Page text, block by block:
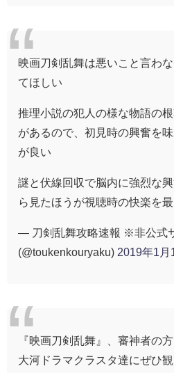
映画刀剣乱舞は悪いこと言わ
てほしい
推理小説の犯人の様な物語の
があるので、初見時の興奮を
が良い
謎と伏線回収で脳内に強烈な
ら見たほうが視聴時の快楽を
— 刀剣乱舞攻略速報 ※非公式
(@toukenkouryaku) 2019年1月
『映画刀剣乱舞』、審神者の
大河ドラマクラスタ達にぜひ